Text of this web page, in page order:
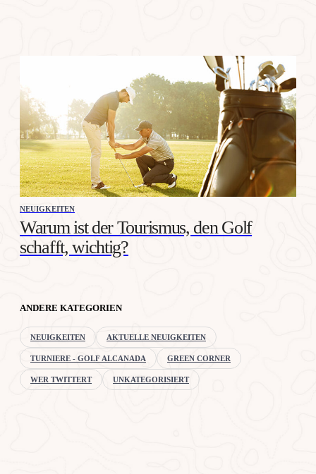
NEUIGKEITEN
Warum ist der Tourismus, den Golf
schafft, wichtig?
ANDERE KATEGORIEN
NEUIGKEITEN AKTUELLE NEUIGKEITEN
TURNIERE - GOLF ALCANADA GREEN CORNER
WER TWITTERT UNKATEGORISIERT